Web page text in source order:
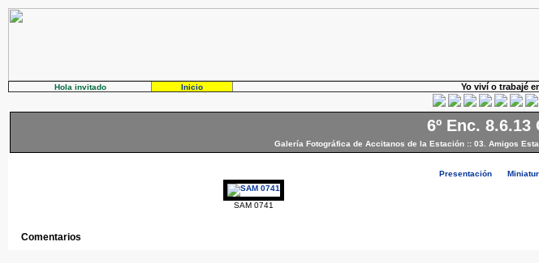
Hola invitado Inicio Yo viví o trabajé
6º Enc.
Galería Fotográfica de Accitanos de la Estación :: 03. Amigos
Presentación
SAM 0741
Comentarios